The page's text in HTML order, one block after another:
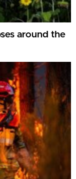
around the